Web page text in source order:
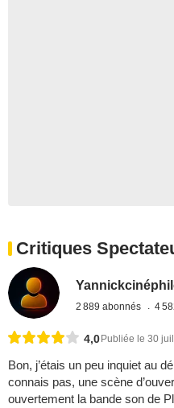
Critiques
2 889 abonnés 4
4,0 Publiée le 30
Bon, j’étais un peu inquiet au
connais pas, une scène
ouvertement la bande son de